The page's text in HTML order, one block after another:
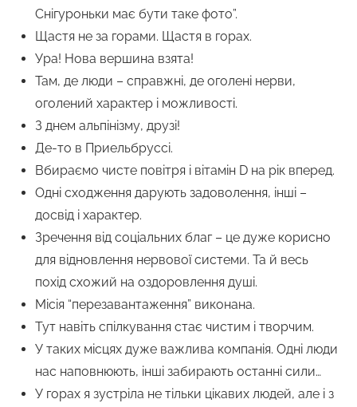
Снігуроньки має бути таке фото”.
Щастя не за горами. Щастя в горах.
Ура! Нова вершина взята!
Там, де люди – справжні, де оголені нерви,
оголений характер і можливості.
З днем альпінізму, друзі!
Де-то в Приельбруссі.
Вбираємо чисте повітря і вітамін D на рік вперед.
Одні сходження дарують задоволення, інші –
досвід і характер.
Зречення від соціальних благ – це дуже корисно
для відновлення нервової системи. Та й весь
похід схожий на оздоровлення душі.
Місія “перезавантаження” виконана.
Тут навіть спілкування стає чистим і творчим.
У таких місцях дуже важлива компанія. Одні люди
нас наповнюють, інші забирають останні сили…
У горах я зустріла не тільки цікавих людей, але і з